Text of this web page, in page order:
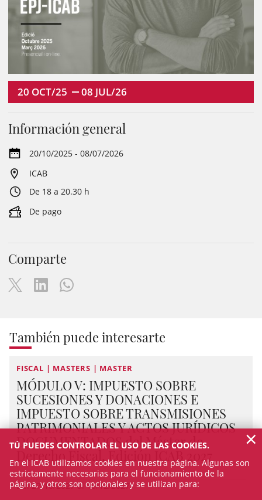
20 OCT/25 08 JUL/26
Información general
20/10/2025 - 08/07/2026
ICAB
De 18 a 20.30 h
De pago
Comparte
También puede interesarte
FISCAL | MASTERS | MASTER
MÓDULO V: IMPUESTO SOBRE
SUCESIONES Y DONACIONES E
IMPUESTO SOBRE TRANSMISIONES
PATRIMONIALES Y ACTOS JURÍDICOS
DOCUMENTADOS del Máster de
Derecho Fiscal, Edición ICAB 2027
Del 27/10/2027 al 15/12/2027
TÚ PUEDES CONTROLAR EL USO DE LAS COOKIES.
En el ICAB utilizamos cookies en nuestra página. Algunas son
estrictamente necesarias para el funcionamiento de la
página, y otros son opcionales y se utilizan para:
×